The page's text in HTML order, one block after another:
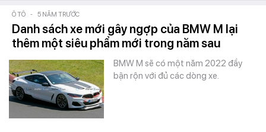
Ô TÔ - 5 NĂM TRƯỚC
Danh sách xe mới gây ngợp của BMW M lại
thêm một siêu phẩm mới trong năm sau
BMW M sẽ có một năm 2022 đầy
bận rộn với đủ các dòng xe.